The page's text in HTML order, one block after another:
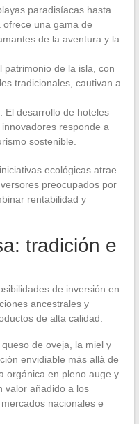
paradisíacas hasta
una gama de
de la aventura y la
patrimonio de la isla, con
tradicionales, cautivan a
: El desarrollo de hoteles
responde a
sostenible.
ecológicas atrae
preocupados por
rentabilidad y
tradición e
de inversión en
ancestrales y
de alta calidad.
de oveja, la miel y
envidiable más allá de
orgánica en pleno auge y
valor añadido a los
nacionales e